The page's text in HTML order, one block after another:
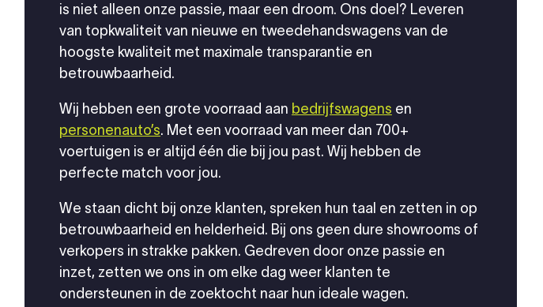
is niet alleen onze passie, maar een droom. Ons doel? Leveren
van topkwaliteit van nieuwe en tweedehandswagens van de
hoogste kwaliteit met maximale transparantie en
betrouwbaarheid.
Wij hebben een grote voorraad aan bedrijfswagens en
personenauto’s. Met een voorraad van meer dan 700+
voertuigen is er altijd één die bij jou past. Wij hebben de
perfecte match voor jou.
We staan dicht bij onze klanten, spreken hun taal en zetten in op
betrouwbaarheid en helderheid. Bij ons geen dure showrooms of
verkopers in strakke pakken. Gedreven door onze passie en
inzet, zetten we ons in om elke dag weer klanten te
ondersteunen in de zoektocht naar hun ideale wagen.